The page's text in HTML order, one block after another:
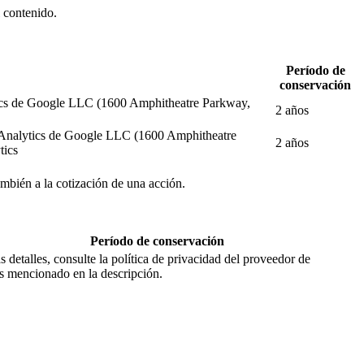
Período de
conservación
de Google LLC (1600 Amphitheatre Parkway,
2 años
de Google LLC (1600 Amphitheatre
2 años
a la cotización de una acción.
Período de conservación
detalles, consulte la política de privacidad del proveedor de
mencionado en la descripción.